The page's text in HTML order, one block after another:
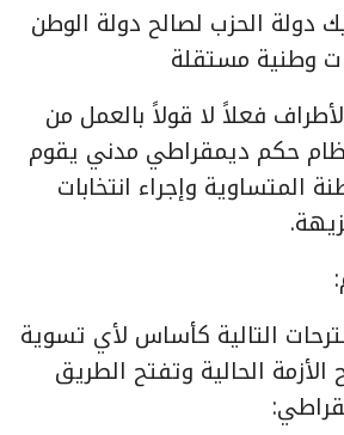
دولة الحزب لصالح دولة الوطن
وطنية مستقلة
فعلاً لا قولاً بالعمل من
حكم ديمقراطي مدني يقوم
المتساوية وإجراء انتخابات
التالية كأساس لأي تسوية
الحالية وتفتح الطريق